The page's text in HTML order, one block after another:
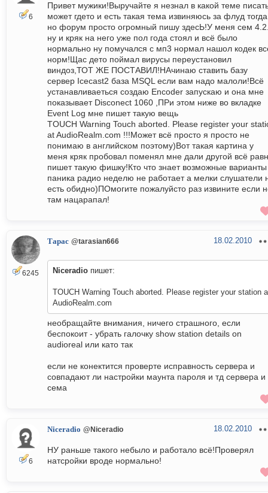
6
Привет мужики!Выручайте я незнал в какой теме
может гдето и есть такая тема извиняюсь за флуд тогда
но форум просто огромный пишу здесЬ!У меня сем
ну и кряк на него уже пол года стоял и всё было
нормально ну помучался с мп3 нормал нашол кодек
норм!Щас дето поймал вирусы переустановил
виндоз,ТОТ ЖЕ ПОСТАВИЛ!НАчинаю ставить базу
сервер Icecast2 база MSQL если вам надо малоли!Всё
устанавливаеться создаю Encoder запускаю и она мне
показывает Disconect 1060 ,ПРи этом ниже во вкладке
Event Log мне пишет такую вещь
TOUCH Warning Touch aborted. Please register your
at AudioRealm.com !!!Может всё просто я просто не
понимаю в английском поэтому)Вот такая картина у
меня кряк пробовал поменял мне дали другой всё
пишет такую фишку!Кто что знает возможные варианты
паника радио неделю не работает а мелки слушатели
есть обидно)ПОмогите пожалуйсто раз извините если
там нацарапал!
6245
Тарас @tarasian666 18.02.2010
Niceradio пишет:
TOUCH Warning Touch aborted. Please register your station
AudioRealm.com
необращайте внимания, ничего страшного, если
беспокоит - убрать галочку show station details on
audioreal или като так
если не конектится проверте исправность сервера и
совпадают ли настройки маунта пароля и тд сервера и
сема
6
Niceradio @Niceradio 18.02.2010
НУ раньше такого небыло и работало всё!Проверял
натсройки вроде нормально!